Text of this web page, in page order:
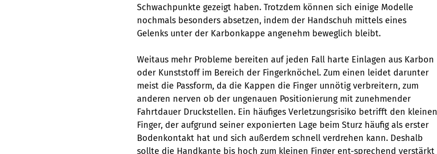
Schwachpunkte gezeigt haben. Trotzdem können sich einige Modelle
nochmals besonders absetzen, indem der Handschuh mittels eines
Gelenks unter der Karbonkappe angenehm beweglich bleibt.
Weitaus mehr Probleme bereiten auf jeden Fall harte Einlagen aus Karbon
oder Kunststoff im Bereich der Fingerknöchel. Zum einen leidet darunter
meist die Passform, da die Kappen die Finger unnötig verbreitern, zum
anderen nerven ob der ungenauen Positionierung mit zunehmender
Fahrtdauer Druckstellen. Ein häufiges Verletzungsrisiko betrifft den kleinen
Finger, der aufgrund seiner exponierten Lage beim Sturz häufig als erster
Bodenkontakt hat und sich außerdem schnell verdrehen kann. Deshalb
sollte die Handkante bis hoch zum kleinen Finger ent-sprechend verstärkt